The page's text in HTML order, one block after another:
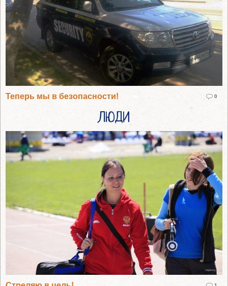
Теперь мы в безопасности! 0
ЛЮДИ